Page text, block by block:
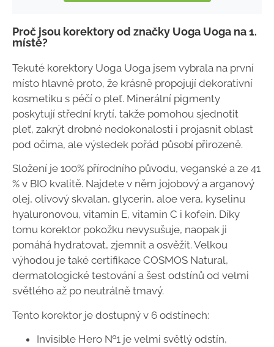
Proč jsou korektory od značky Uoga Uoga na 1.
místě?
Tekuté korektory Uoga Uoga jsem vybrala na první
místo hlavně proto, že krásně propojují dekorativní
kosmetiku s péčí o pleť. Minerální pigmenty
poskytují střední krytí, takže pomohou sjednotit
pleť, zakrýt drobné nedokonalosti i projasnit oblast
pod očima, ale výsledek pořád působí přirozeně.
Složení je 100% přírodního původu, veganské a ze 41
% v BIO kvalitě. Najdete v něm jojobový a arganový
olej, olivový skvalan, glycerin, aloe vera, kyselinu
hyaluronovou, vitamin E, vitamin C i kofein. Díky
tomu korektor pokožku nevysušuje, naopak ji
pomáhá hydratovat, zjemnit a osvěžit. Velkou
výhodou je také certifikace COSMOS Natural,
dermatologické testování a šest odstínů od velmi
světlého až po neutrálně tmavý.
Tento korektor je dostupný v 6 odstínech:
Invisible Hero №1 je velmi světlý odstín,